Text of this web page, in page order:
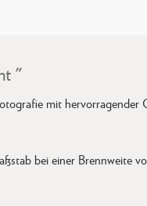
"
mit
bei einer Brennweite